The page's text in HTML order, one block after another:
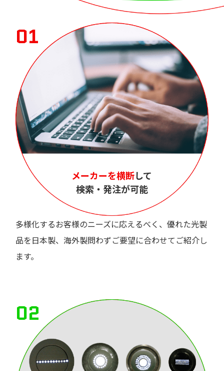
01
メーカーを横断して
検索・発注が可能
多様化するお客様のニーズに応えるべく、優れた光製
品を日本製、海外製問わずご要望に合わせてご紹介し
ます。
02